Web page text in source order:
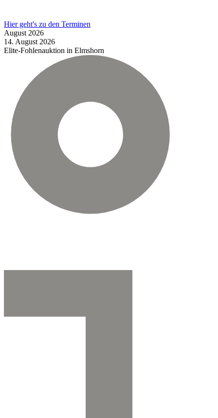
Hier geht's zu den Terminen
August 2026
14. August 2026
Elite-Fohlenauktion in Elmshorn